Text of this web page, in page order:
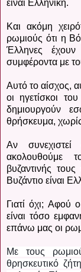
είναι Ελληνική.
Και ακόμη
ρωμιούς ότι η
Έλληνες έχουν
συμφέροντα με
Αυτό το αίσχος,
οι ηγετίσκοι
δημιουργούν
θρήσκευμα,
Αν
ακολουθούμε
βυζαντινής
Βυζάντιο είναι
Γιατί όχι; Αφού
είναι τόσο
επάνω μας οι
Με τους
θρησκευτικό